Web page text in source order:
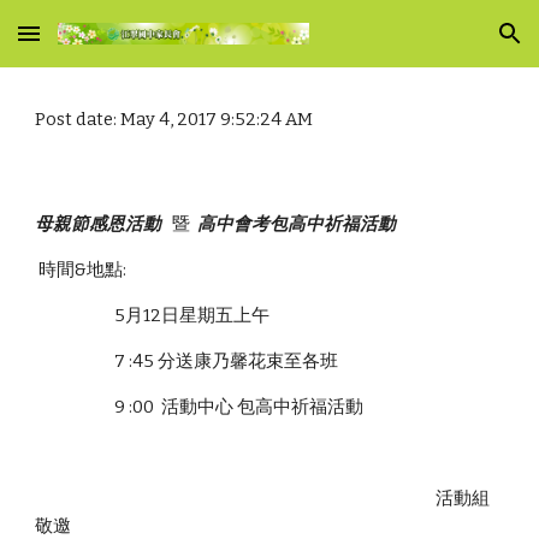
Skip to main content Skip to navigation
Post date: May 4, 2017 9:52:24 AM
母親節感恩活動
   暨
高中會考包高中祈福活動
時間&地點:
                      5月12日星期五上午
                      7 :45 分送康乃馨花束至各班
                      9 :00  活動中心 包高中祈福活動
                                                                                                               活動組
敬邀